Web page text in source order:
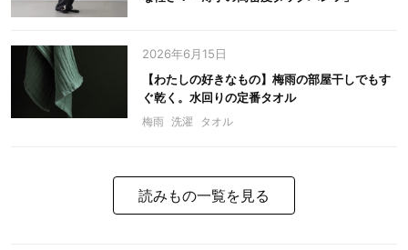
2026年6月15日
【わたしの好きなもの】梅雨の部屋干しでもす
ぐ乾く。水回りの定番タオル
梅雨 洗濯 タオル
読みもの一覧を見る